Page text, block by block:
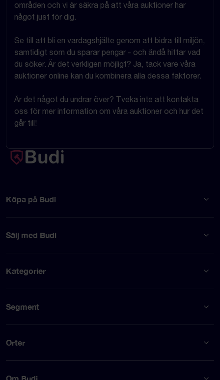
områden och vi är säkra på att våra auktioner har
något just för dig.
Se till att bli en vardagshjälte genom att bidra till miljön,
samtidigt som du sparar pengar - och ändå hittar vad
du söker. Är det verkligen möjligt? Ja, tack vare våra
auktioner online kan du kombinera alla dessa faktorer.
Är det något du undrar över? Tveka inte att kontakta
oss för mer information om våra auktioner och hur det
går till!
Köpa på Budi
Sälj med Budi
Kategorier
Segment
Orter